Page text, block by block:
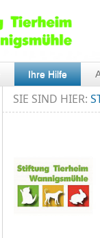
Ihre Hilfe
SIE SIND HIER: